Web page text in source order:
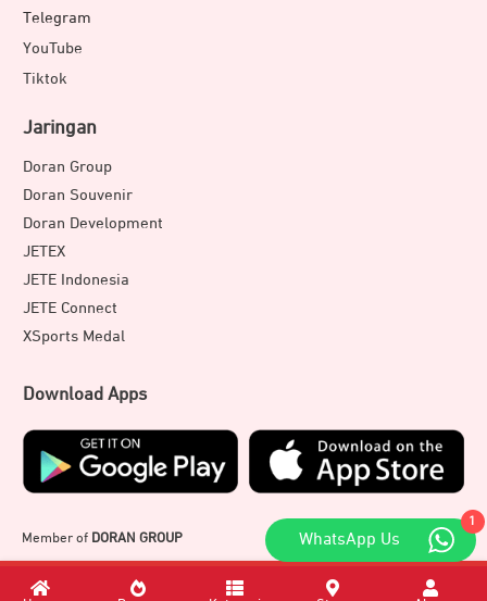
Telegram
YouTube
Tiktok
Jaringan
Doran Group
Doran Souvenir
Doran Development
JETEX
JETE Indonesia
JETE Connect
XSports Medal
Download Apps
Member of DORAN GROUP
1
WhatsApp Us